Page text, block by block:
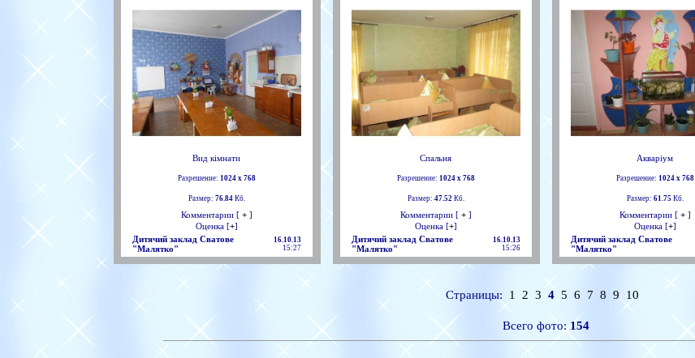
Вид кімнати
Разрешение: 1024 х 768
Размер: 76.84Кб.
Комментарии [ +]
Оценка [+]
Дитячий заклад Сватове
"Малятко"
16.10.13
15:27
Спальня
Разрешение: 1024 х 768
Размер: 47.52Кб.
Комментарии [ +]
Оценка [+]
Дитячий заклад Сватове
"Малятко"
16.10.13
15:26
Акваріум
Разрешение: 1024 х 768
Размер: 61.75Кб.
Комментарии [ +]
Оценка [+]
Дитячий заклад Сватове
"Малятко"
Страницы: 1 2 3 4 5 6 7 8 9 10
Всего фото:154